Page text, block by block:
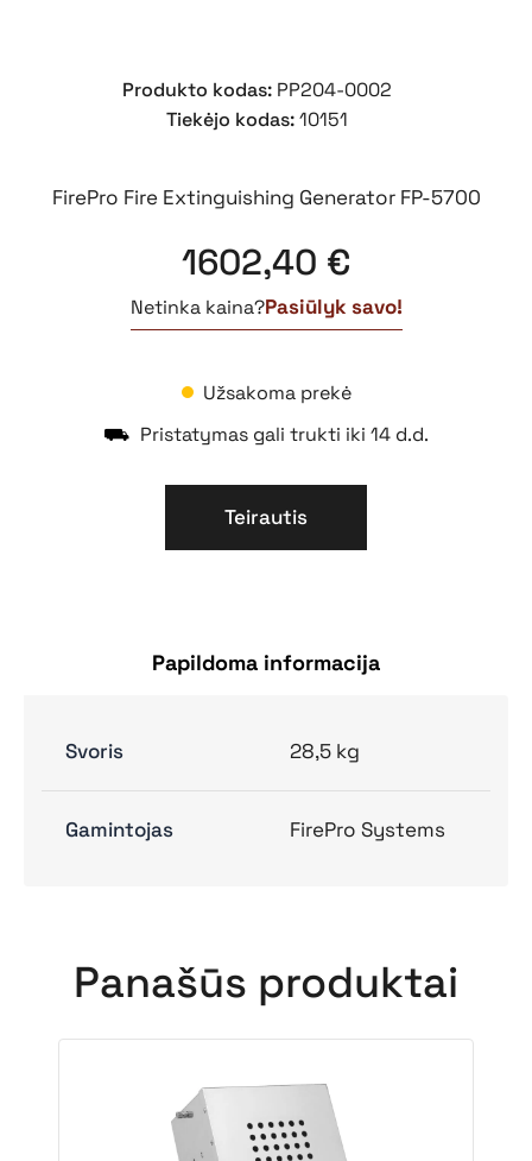
Produkto kodas: PP204-0002
Tiekėjo kodas:10151
FirePro Fire Extinguishing Generator FP-5700
1602,40 €
Netinka kaina?Pasiūlyk savo!
Užsakoma prekė
⛟ Pristatymas gali trukti iki 14 d.d.
Teirautis
Papildoma informacija
Svoris 28,5 kg
Gamintojas FirePro Systems
Panašūs produktai